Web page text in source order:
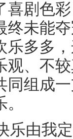
喜剧色
终未能
乐多多
观、不
同组成
乐由我